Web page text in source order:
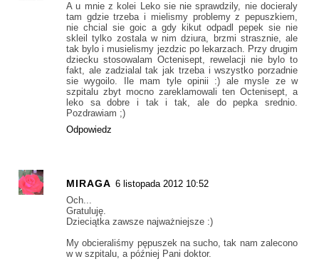
A u mnie z kolei Leko sie nie sprawdzily, nie docieraly
tam gdzie trzeba i mielismy problemy z pepuszkiem,
nie chcial sie goic a gdy kikut odpadl pepek sie nie
skleil tylko zostala w nim dziura, brzmi strasznie, ale
tak bylo i musielismy jezdzic po lekarzach. Przy drugim
dziecku stosowalam Octenisept, rewelacji nie bylo to
fakt, ale zadzialal tak jak trzeba i wszystko porzadnie
sie wygoilo. Ile mam tyle opinii :) ale mysle ze w
szpitalu zbyt mocno zareklamowali ten Octenisept, a
leko sa dobre i tak i tak, ale do pepka srednio.
Pozdrawiam ;)
Odpowiedz
MIRAGA 6 listopada 2012 10:52
Och...
Gratuluję.
Dzieciątka zawsze najważniejsze :)
My obcieraliśmy pępuszek na sucho, tak nam zalecono
w w szpitalu, a później Pani doktor.